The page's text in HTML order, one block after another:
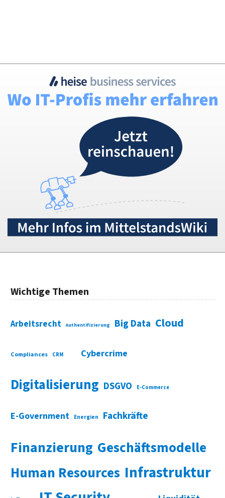
Wichtige Themen
Arbeitsrecht Authentifizierung Big Data Cloud
Compliances CRM Cybercrime
Digitalisierung DSGVO E-Commerce
E-Government Energien Fachkräfte
Finanzierung Geschäftsmodelle
Human Resources Infrastruktur